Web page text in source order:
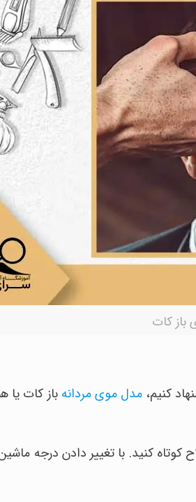
کات
کنیم،مدل موی مردانه باز کات
کوتاه کنید. با تغییر دادن درجه